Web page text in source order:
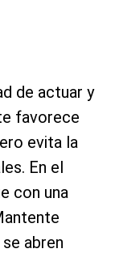
de actuar y
favorece
evita la
En el
con una
abren